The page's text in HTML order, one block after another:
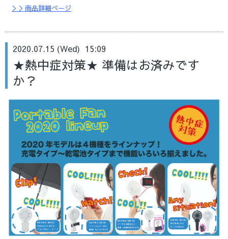
＞＞商品詳細ページ
2020.07.15 (Wed) 15:09
★熱中症対策★ 準備はお済みです
か？